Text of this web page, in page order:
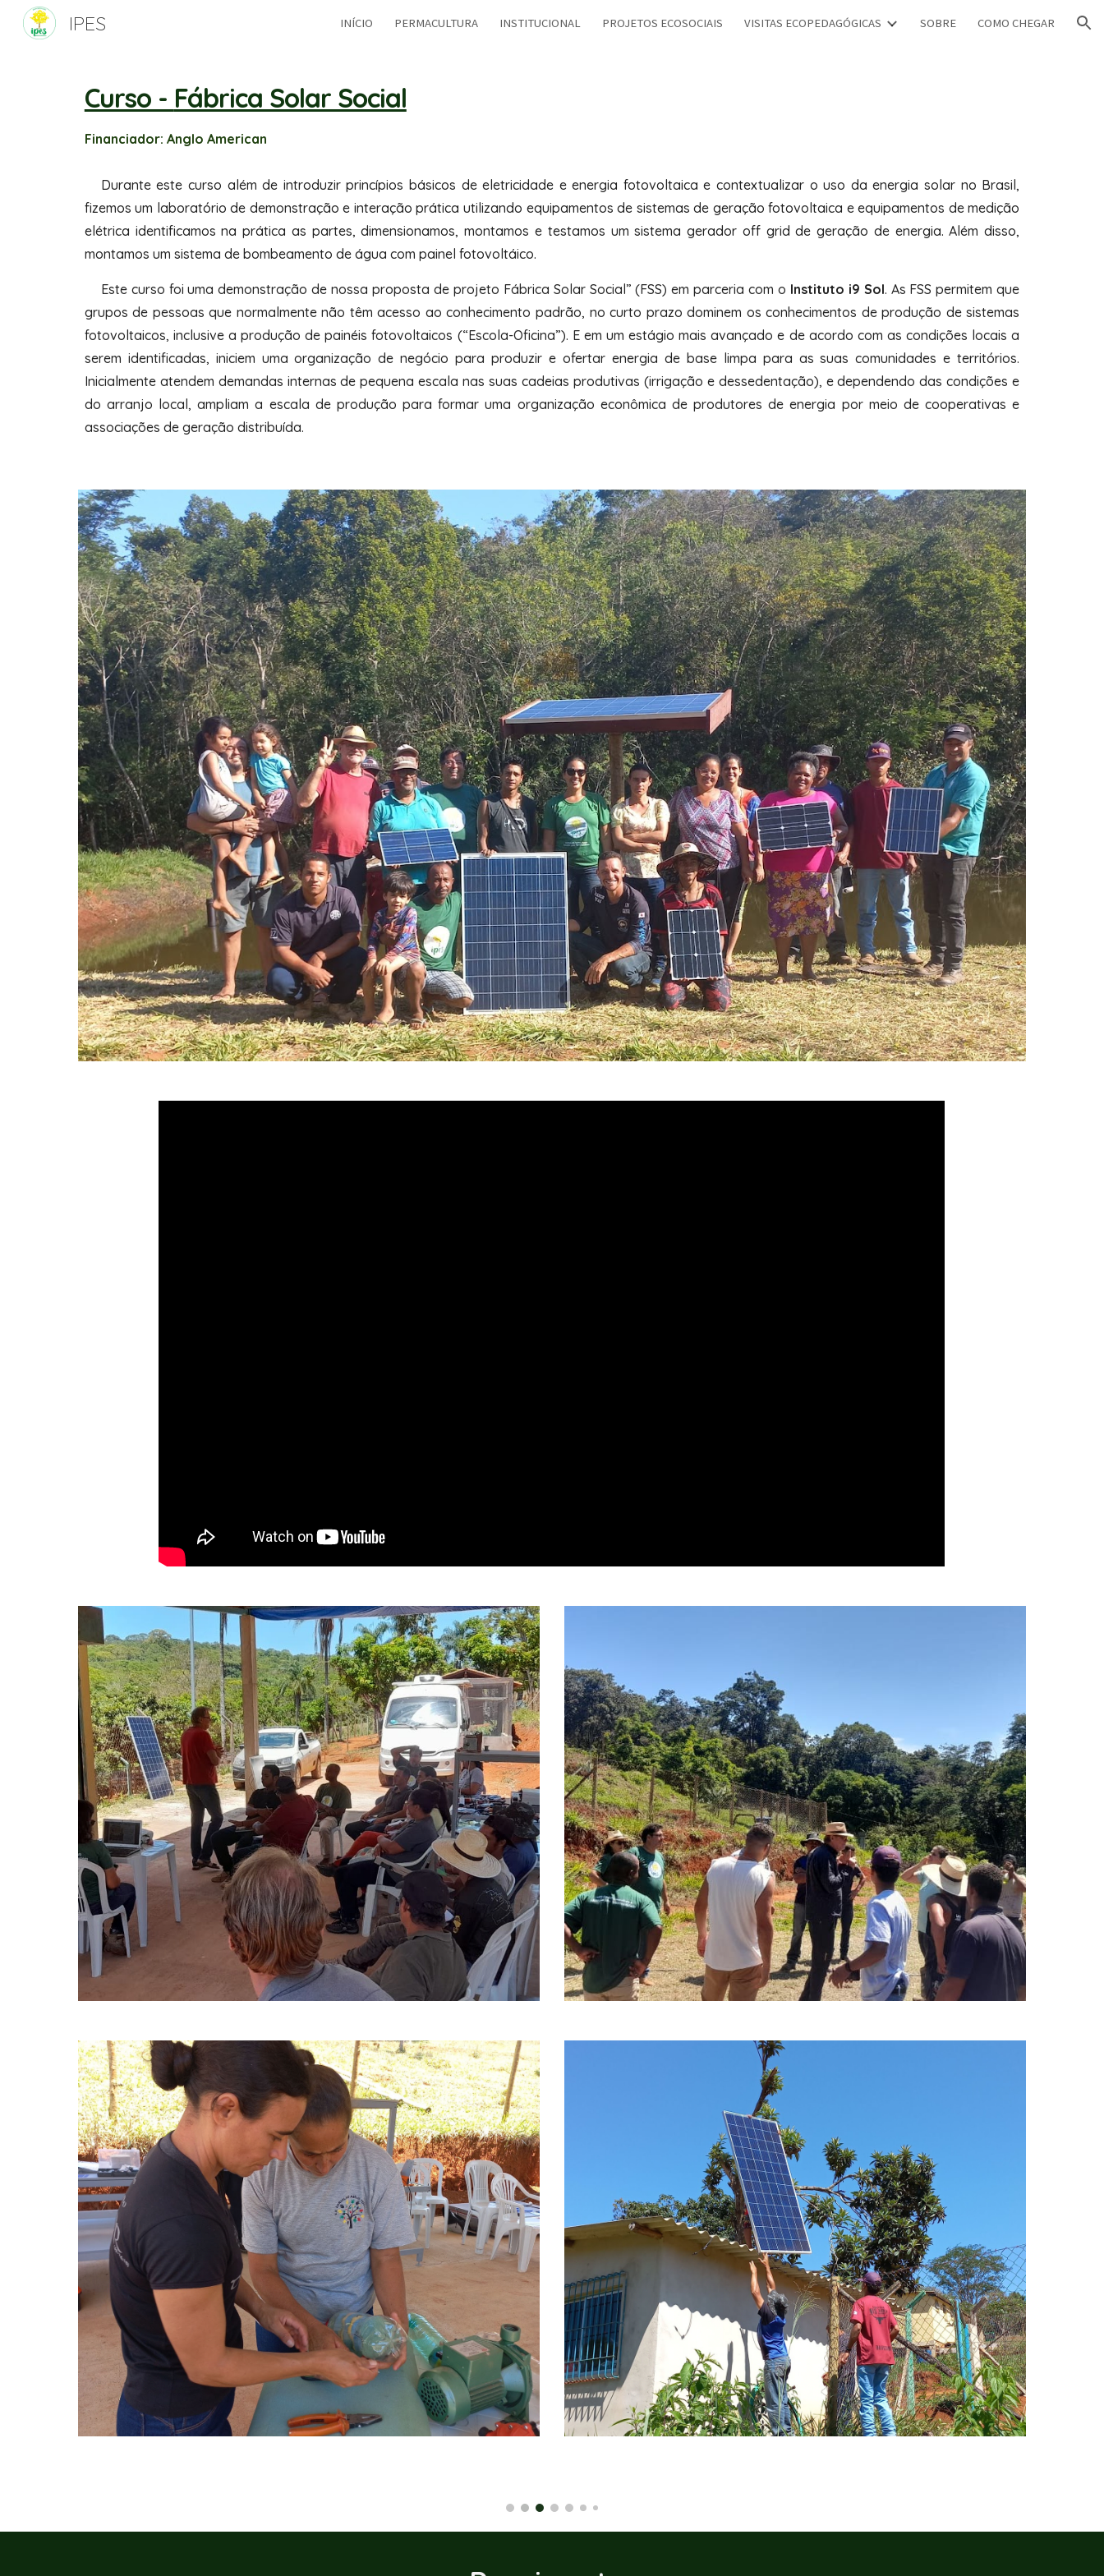
Skip to main content Skip to navigation
IPES INÍCIO PERMACULTURA INSTITUCIONAL PROJETOS ECOSOCIAIS VISITAS ECOPEDAGÓGICAS SOBRE COMO CHEGAR
Curso - Fábrica Solar Social
Financiador: Anglo American
Durante este curso além de introduzir princípios básicos de eletricidade e energia fotovoltaica e contextualizar o uso da energia solar no Brasil,
fizemos um laboratório de demonstração e interação prática utilizando equipamentos de sistemas de geração fotovoltaica e equipamentos de medição
elétrica identificamos na prática as partes, dimensionamos, montamos e testamos um sistema gerador off grid de geração de energia. Além disso,
montamos um sistema de bombeamento de água com painel fotovoltáico.
Este curso foi uma demonstração de nossa proposta de projeto Fábrica Solar Social” (FSS) em parceria com o Instituto i9 Sol. As FSS permitem que
grupos de pessoas que normalmente não têm acesso ao conhecimento padrão, no curto prazo dominem os conhecimentos de produção de sistemas
fotovoltaicos, inclusive a produção de painéis fotovoltaicos (“Escola-Oficina”). E em um estágio mais avançado e de acordo com as condições locais a
serem identificadas, iniciem uma organização de negócio para produzir e ofertar energia de base limpa para as suas comunidades e territórios.
Inicialmente atendem demandas internas de pequena escala nas suas cadeias produtivas (irrigação e dessedentação), e dependendo das condições e
do arranjo local, ampliam a escala de produção para formar uma organização econômica de produtores de energia por meio de cooperativas e
associações de geração distribuída.